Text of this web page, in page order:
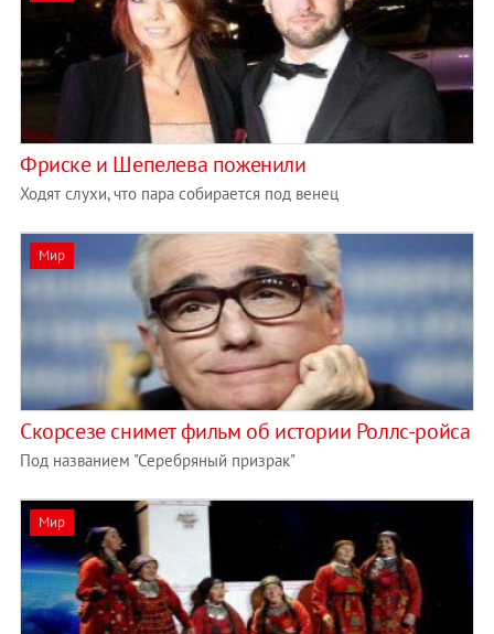
Фриске и Шепелева поженили
Ходят слухи, что пара собирается под венец
Мир
Скорсезе снимет фильм об истории Роллс-ройса
Под названием "Серебряный призрак"
Мир